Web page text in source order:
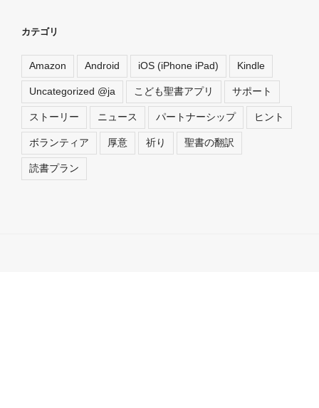
カテゴリ
Amazon Android iOS (iPhone iPad) Kindle
Uncategorized @ja こども聖書アプリ サポート
ストーリー ニュース パートナーシップ ヒント
ボランティア 厚意 祈り 聖書の翻訳
読書プラン